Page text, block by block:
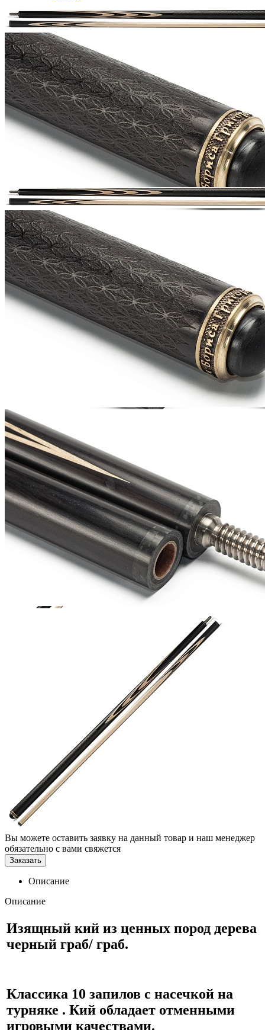
Вы можете оставить заявку на данный товар и наш менеджер
обязательно с вами свяжется
Заказать
Описание
Описание
Изящный кий из ценных пород дерева
черный граб/ граб.
Классика 10 запилов с насечкой на
турняке . Кий обладает отменными
игровыми качествами.